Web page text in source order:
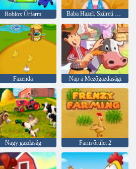
Roblox Űrfarm Baba Hazel: Szüreti Fesztivál
Fazenda Nap a Mezőgazdasági
Nagy gazdaság Farm őrület 2